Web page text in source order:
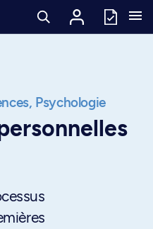
Psychologie